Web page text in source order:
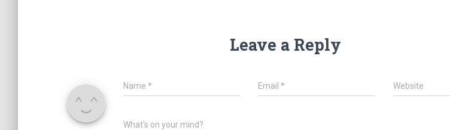
Leave a Reply
Name * Email* Website
What's on your mind?